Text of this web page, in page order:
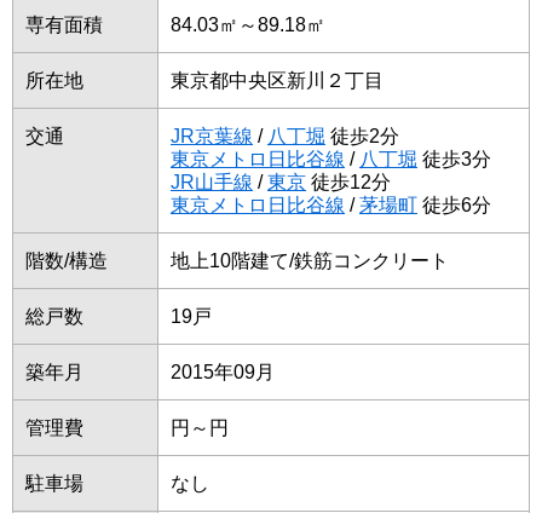
専有面積 84.03㎡～89.18㎡
所在地 東京都中央区新川２丁目
交通 JR京葉線 / 八丁堀 徒歩2分
東京メトロ日比谷線 / 八丁堀 徒歩3分
JR山手線 /東京 徒歩12分
東京メトロ日比谷線 /茅場町 徒歩6分
階数/構造 地上10階建て/鉄筋コンクリート
総戸数 19戸
築年月 2015年09月
管理費 円～円
駐車場 なし